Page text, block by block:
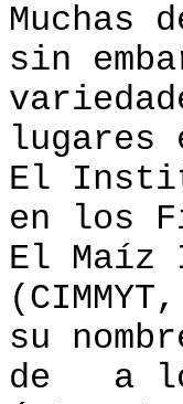
Muchas
sin
El
en los
El Maíz
su
de a